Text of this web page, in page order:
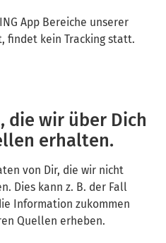
App Bereiche unserer
findet kein Tracking statt.
wir über Dich
erhalten.
von Dir, die wir nicht
Dies kann z. B. der Fall
Information zukommen
Quellen erheben.